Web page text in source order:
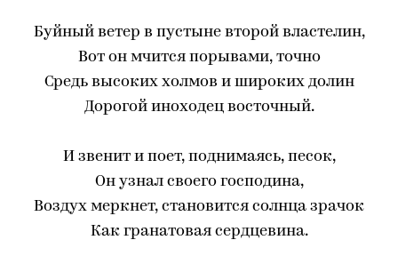
Буйный ветер в пустыне второй властелин,
Вот он мчится порывами, точно
Средь высоких холмов и широких долин
Дорогой иноходец восточный.
И звенит и поет, поднимаясь, песок,
Он узнал своего господина,
Воздух меркнет, становится солнца зрачок
Как гранатовая сердцевина.